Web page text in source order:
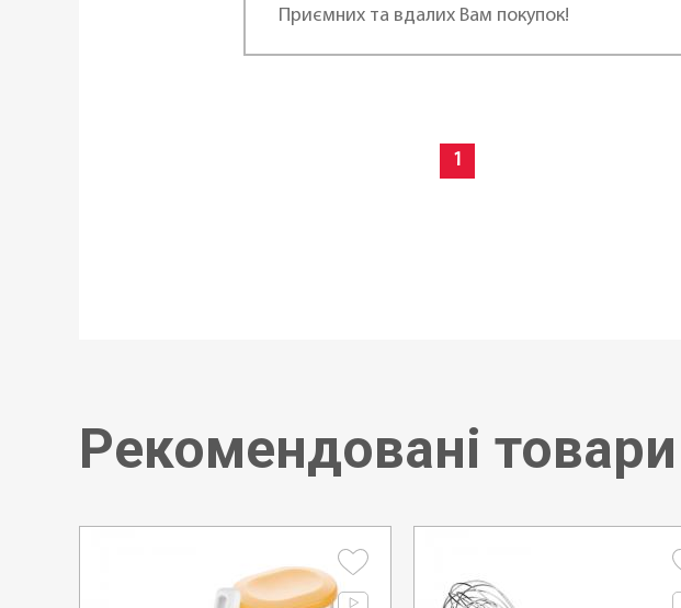
Приємних та вдалих Вам покупок!
1
Рекомендовані товари